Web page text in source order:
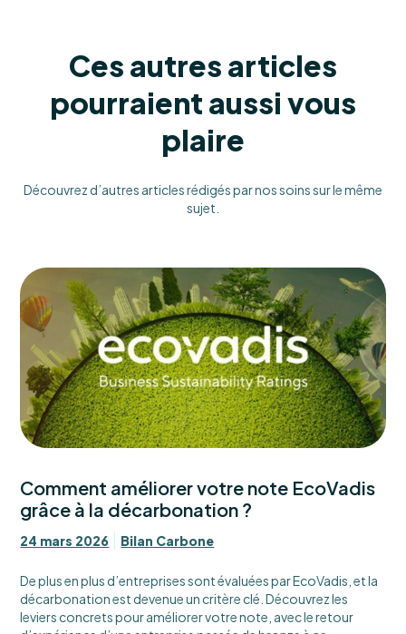
Ces autres articles
pourraient aussi vous
plaire
Découvrez d’autres articles rédigés par nos soins sur le même
sujet.
Comment améliorer votre note EcoVadis
grâce à la décarbonation ?
24 mars 2026 Bilan Carbone
De plus en plus d’entreprises sont évaluées par EcoVadis, et la
décarbonation est devenue un critère clé. Découvrez les
leviers concrets pour améliorer votre note, avec le retour